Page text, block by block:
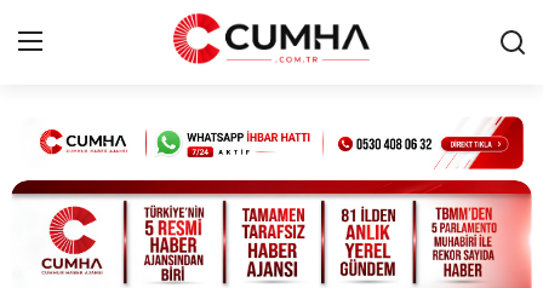
Kurumsal
Cumhurbaşkanlığı
Bakanlıklar